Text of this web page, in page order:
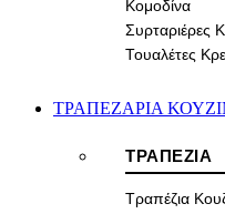
Κομοδίνα
Συρταριέρες
Τουαλέτες
ΤΡΑΠΕΖΑΡΙΑ
ΤΡΑΠΕΖΙΑ
Τραπέζια